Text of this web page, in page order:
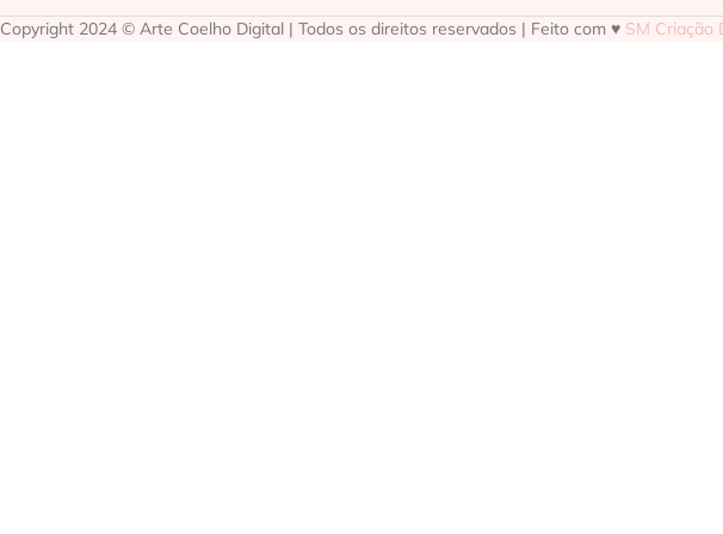
Copyright 2024 © Arte Coelho Digital | Todos os direitos reservados | Feito com ♥ SM Criação